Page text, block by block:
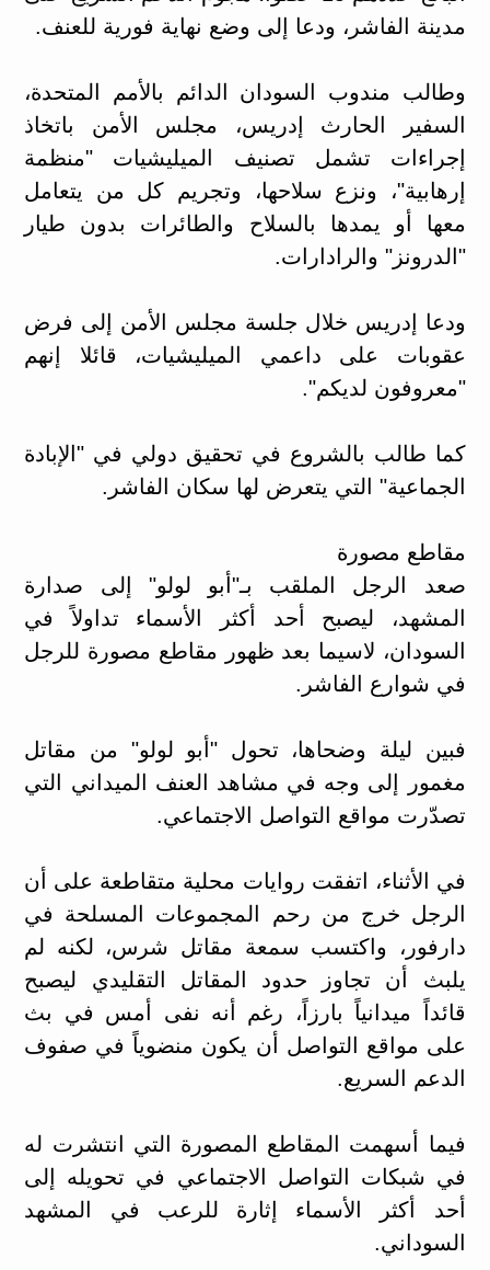
مدينة الفاشر، ودعا إلى وضع نهاية فورية للعنف.
وطالب مندوب السودان الدائم بالأمم المتحدة،
السفير الحارث إدريس، مجلس الأمن باتخاذ
إجراءات تشمل تصنيف الميليشيات "منظمة
إرهابية"، ونزع سلاحها، وتجريم كل من يتعامل
معها أو يمدها بالسلاح والطائرات بدون طيار
"الدرونز" والرادارات.
ودعا إدريس خلال جلسة مجلس الأمن إلى فرض
عقوبات على داعمي الميليشيات، قائلا إنهم
"معروفون لديكم".
كما طالب بالشروع في تحقيق دولي في "الإبادة
الجماعية" التي يتعرض لها سكان الفاشر.
مقاطع مصورة
صعد الرجل الملقب بـ"أبو لولو" إلى صدارة
المشهد، ليصبح أحد أكثر الأسماء تداولاً في
السودان، لاسيما بعد ظهور مقاطع مصورة للرجل
في شوارع الفاشر.
فبين ليلة وضحاها، تحول "أبو لولو" من مقاتل
مغمور إلى وجه في مشاهد العنف الميداني التي
تصدّرت مواقع التواصل الاجتماعي.
في الأثناء، اتفقت روايات محلية متقاطعة على أن
الرجل خرج من رحم المجموعات المسلحة في
دارفور، واكتسب سمعة مقاتل شرس، لكنه لم
يلبث أن تجاوز حدود المقاتل التقليدي ليصبح
قائداً ميدانياً بارزاً، رغم أنه نفى أمس في بث
على مواقع التواصل أن يكون منضوياً في صفوف
الدعم السريع.
فيما أسهمت المقاطع المصورة التي انتشرت له
في شبكات التواصل الاجتماعي في تحويله إلى
أحد أكثر الأسماء إثارة للرعب في المشهد
السوداني.